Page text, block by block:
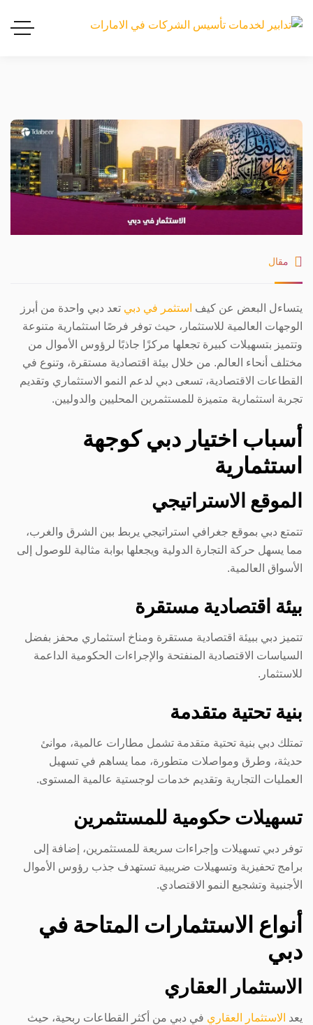
مقال
يتساءل البعض عن كيف استثمر في دبي تعد دبي واحدة من أبرز
الوجهات العالمية للاستثمار، حيث توفر فرصًا استثمارية متنوعة
وتتميز بتسهيلات كبيرة تجعلها مركزًا جاذبًا لرؤوس الأموال من
مختلف أنحاء العالم. من خلال بيئة اقتصادية مستقرة، وتنوع في
القطاعات الاقتصادية، تسعى دبي لدعم النمو الاستثماري وتقديم
تجربة استثمارية متميزة للمستثمرين المحليين والدوليين.
أسباب اختيار دبي كوجهة
استثمارية
الموقع الاستراتيجي
تتمتع دبي بموقع جغرافي استراتيجي يربط بين الشرق والغرب،
مما يسهل حركة التجارة الدولية ويجعلها بوابة مثالية للوصول إلى
الأسواق العالمية.
بيئة اقتصادية مستقرة
تتميز دبي ببيئة اقتصادية مستقرة ومناخ استثماري محفز بفضل
السياسات الاقتصادية المنفتحة والإجراءات الحكومية الداعمة
للاستثمار.
بنية تحتية متقدمة
تمتلك دبي بنية تحتية متقدمة تشمل مطارات عالمية، موانئ
حديثة، وطرق ومواصلات متطورة، مما يساهم في تسهيل
العمليات التجارية وتقديم خدمات لوجستية عالمية المستوى.
تسهيلات حكومية للمستثمرين
توفر دبي تسهيلات وإجراءات سريعة للمستثمرين، إضافة إلى
برامج تحفيزية وتسهيلات ضريبية تستهدف جذب رؤوس الأموال
الأجنبية وتشجيع النمو الاقتصادي.
أنواع الاستثمارات المتاحة في
دبي
الاستثمار العقاري
يعد الاستثمار العقاري في دبي من أكثر القطاعات ربحية، حيث